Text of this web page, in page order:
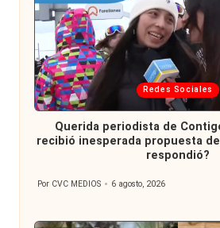
Publicada
en
Redes Sociales
Querida periodista de
recibió inesperada propuesta
respondió?
Publicado
Por CVC MEDIOS 6 agosto, 2026